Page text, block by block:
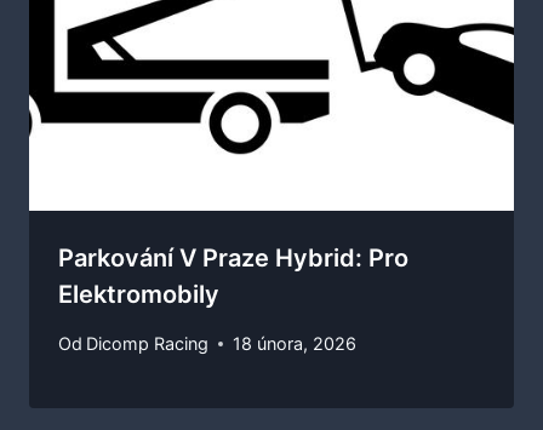
Parkování V Praze Hybrid: Pro
Elektromobily
Od Dicomp Racing 18 února, 2026